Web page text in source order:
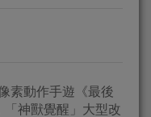
素動作手遊《最後
「神獸覺醒」大型改